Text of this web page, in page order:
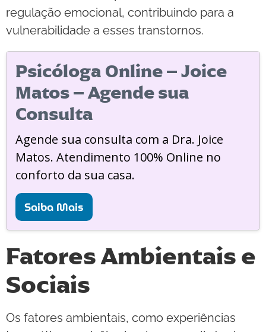
regulação emocional, contribuindo para a
vulnerabilidade a esses transtornos.
Psicóloga Online – Joice
Matos – Agende sua
Consulta
Agende sua consulta com a Dra. Joice
Matos. Atendimento 100% Online no
conforto da sua casa.
Saiba Mais
Fatores Ambientais e
Sociais
Os fatores ambientais, como experiências